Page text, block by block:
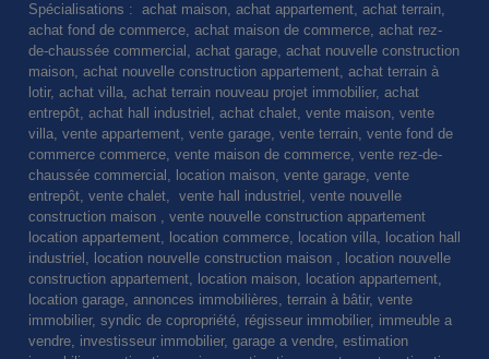
Spécialisations : achat maison, achat appartement, achat terrain,
achat fond de commerce, achat maison de commerce, achat rez-
de-chaussée commercial, achat garage, achat nouvelle construction
maison, achat nouvelle construction appartement, achat terrain à
lotir, achat villa, achat terrain nouveau projet immobilier, achat
entrepôt, achat hall industriel, achat chalet, vente maison, vente
villa, vente appartement, vente garage, vente terrain, vente fond de
commerce commerce, vente maison de commerce, vente rez-de-
chaussée commercial, location maison, vente garage, vente
entrepôt, vente chalet, vente hall industriel, vente nouvelle
construction maison , vente nouvelle construction appartement
location appartement, location commerce, location villa, location hall
industriel, location nouvelle construction maison , location nouvelle
construction appartement, location maison, location appartement,
location garage, annonces immobilières, terrain à bâtir, vente
immobilier, syndic de copropriété, régisseur immobilier, immeuble a
vendre, investisseur immobilier, garage a vendre, estimation